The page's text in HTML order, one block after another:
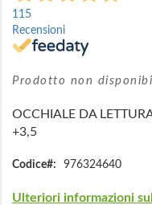
all'inizio
della
galleria
di
115
Recensioni
Prodotto non
OCCHIALE DA
+3,5
Codice 976324640
Ulteriori informazioni